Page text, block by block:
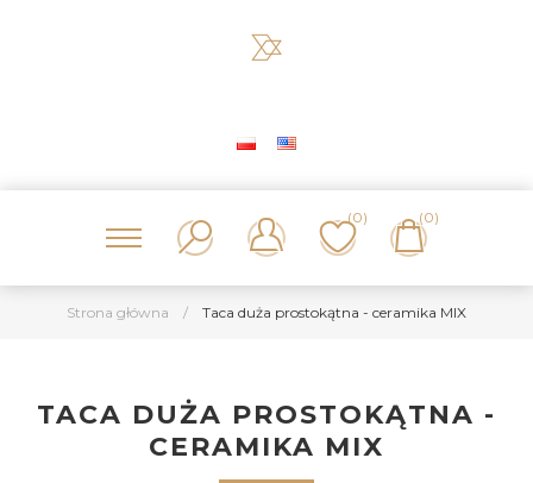
(0) (0)
Strona główna / Taca duża prostokątna - ceramika MIX
TACA DUŻA PROSTOKĄTNA -
CERAMIKA MIX